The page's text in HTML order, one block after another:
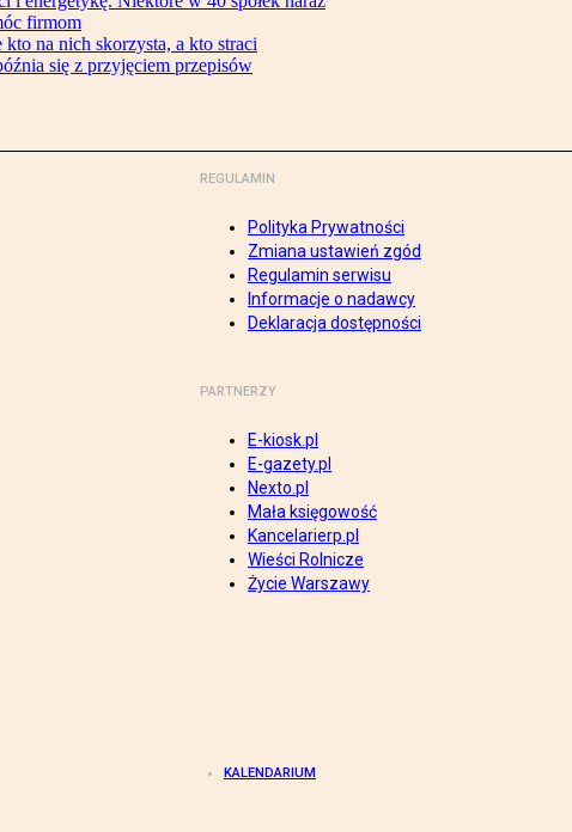
firmom
na nich skorzysta, a kto straci
się z przyjęciem przepisów
REGULAMIN
Polityka Prywatności
Zmiana ustawień zgód
Regulamin serwisu
Informacje o nadawcy
Deklaracja dostępności
PARTNERZY
E-kiosk.pl
E-gazety.pl
Nexto.pl
Mała księgowość
Kancelarierp.pl
Wieści Rolnicze
Życie Warszawy
KALENDARIUM